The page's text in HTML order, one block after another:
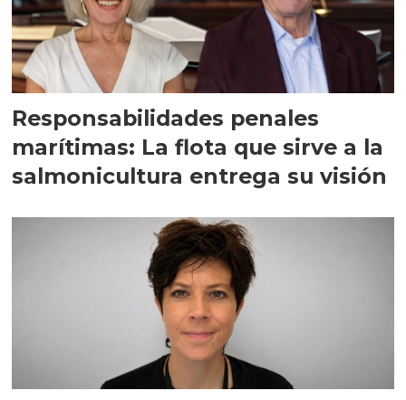
Responsabilidades penales
marítimas: La flota que sirve a la
salmonicultura entrega su visión